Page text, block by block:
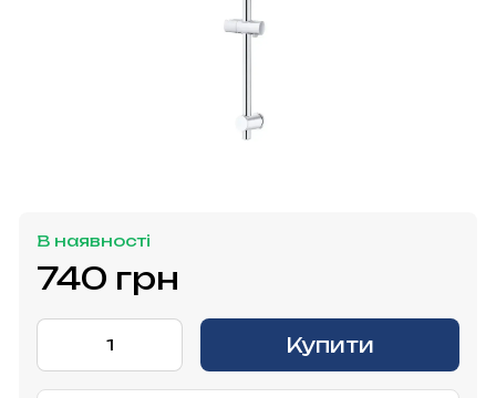
В наявності
740 грн
Купити